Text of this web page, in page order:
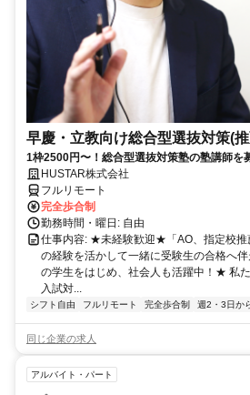
早慶・立教向け総合型選抜対策(
1枠2500円〜！総合型選抜対策塾の塾講師を
HUSTAR株式会社
フルリモート
完全歩合制
勤務時間・曜日: 自由
仕事内容: ★未経験歓迎★「AO、指定校推
の経験を活かして一緒に受験生の合格へ
の学生をはじめ、社会人も活躍中！★ 私
入試対...
シフト自由 フルリモート 完全歩合制 週2・3日か
同じ企業の求人
アルバイト・パート